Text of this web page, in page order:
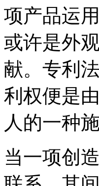
项产品运
或许是外
献。专利
利权便是
人的一种
当一项创